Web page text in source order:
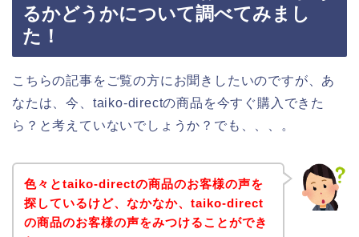
るかどうかについて調べてみまし
た！
こちらの記事をご覧の方にお聞きしたいのですが、あ
なたは、今、taiko-directの商品を今すぐ購入できた
ら？と考えていないでしょうか？でも、、、。
色々とtaiko-directの商品のお客様の声を
探しているけど、なかなか、taiko-direct
の商品のお客様の声をみつけることができ